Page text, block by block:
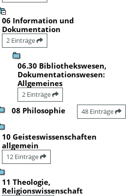
06 Information und
Dokumentation
2 Einträge
06.30 Bibliothekswesen,
Dokumentationswesen:
Allgemeines
2 Einträge
08 Philosophie 48 Einträge
10 Geisteswissenschaften
allgemein
12 Einträge
11 Theologie,
Religionswissenschaft